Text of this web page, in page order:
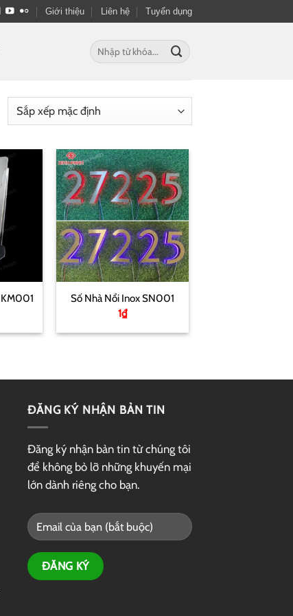
Giới thiệu Liên hệ Tuyển dụng
Tìm
kiếm:
KM001
Số Nhà Nổi Inox SN001
1₫
ĐĂNG KÝ NHẬN BẢN TIN
Đăng ký nhận bản tin từ chúng tôi
để không bỏ lỡ những khuyến mại
lớn dành riêng cho bạn.